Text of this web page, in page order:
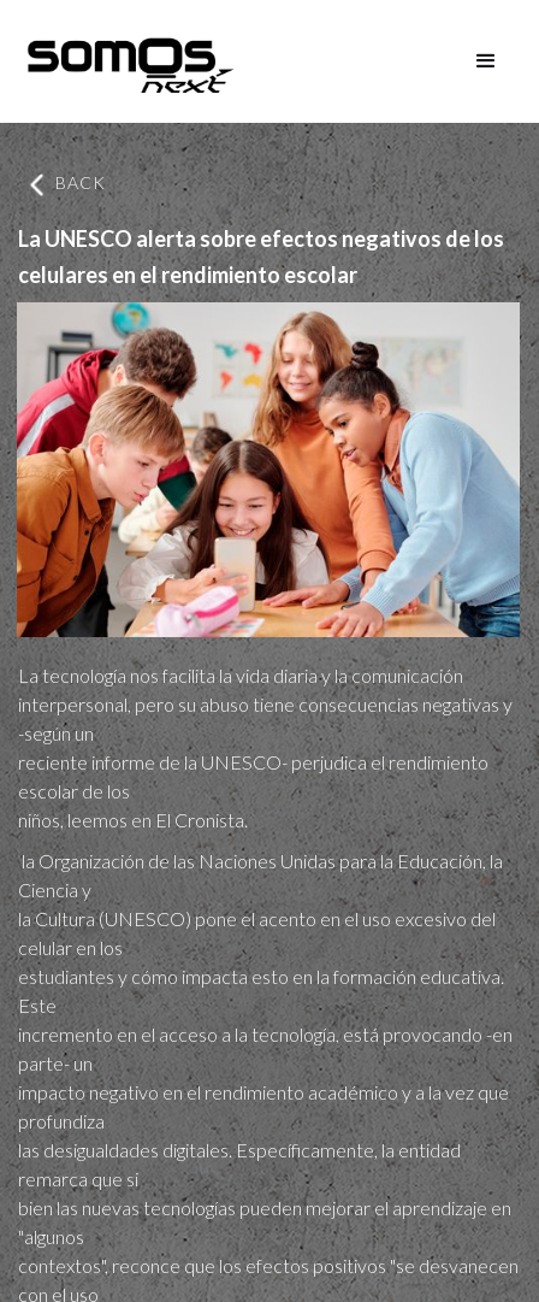
BACK
La UNESCO alerta sobre efectos negativos de los
celulares en el rendimiento escolar
La tecnología nos facilita la vida diaria y la comunicación
interpersonal, pero su abuso tiene consecuencias negativas y
-según un
reciente informe de la UNESCO- perjudica el rendimiento
escolar de los
niños, leemos en El Cronista.
la Organización de las Naciones Unidas para la Educación, la
Ciencia y
la Cultura (UNESCO) pone el acento en el uso excesivo del
celular en los
estudiantes y cómo impacta esto en la formación educativa.
Este
incremento en el acceso a la tecnología, está provocando -en
parte- un
impacto negativo en el rendimiento académico y a la vez que
profundiza
las desigualdades digitales. Específicamente, la entidad
remarca que si
bien las nuevas tecnologías pueden mejorar el aprendizaje en
"algunos
contextos", reconce que los efectos positivos "se desvanecen
con el uso